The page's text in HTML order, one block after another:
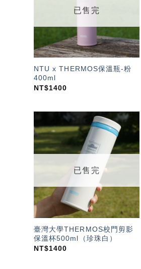
已售完
NTU x THERMOS保溫瓶-粉
400ml
NT$1400
「願
望輕
已售完
臺灣大學THERMOS校門剪影
保溫杯500ml（珍珠白）
NT$1400